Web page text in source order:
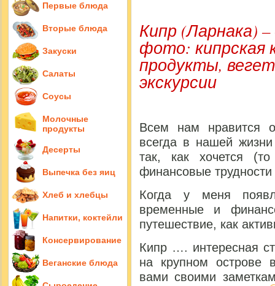
Кипр (Ларнака)
фото: кипрская
продукты,
экскурсии
Всем нам нравится
всегда в нашей жизни
так, как хочется (то
финансовые трудности
Когда у меня
временные и
путешествие, как
Кипр …. интересная
на крупном
вами своими
Первые блюда
Вторые блюда
Закуски
Салаты
Соусы
Молочные
продукты
Десерты
Выпечка без яиц
Хлеб и хлебцы
Напитки, коктейли
Консервирование
Веганские блюда